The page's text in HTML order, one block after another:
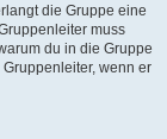
die Gruppe eine
muss
du in die Gruppe
wenn er